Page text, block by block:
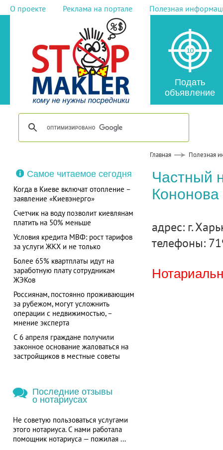
О проекте Реклама на портале Полезная
Подать
объявление
Главная Полезная
Самое читаемое сегодня
Когда в Киеве включат отопление –
заявление «Киевэнерго»
Счетчик на воду позволит киевлянам
платить на 50% меньше
Условия кредита МВФ: рост тарифов
за услуги ЖКХ и не только
Более 65% квартплаты идут на
заработную плату сотрудникам
ЖЭКов
Россиянам, постоянно проживающим
за рубежом, могут усложнить
операции с недвижимостью, –
мнение эксперта
С 6 апреля граждане получили
законное основание жаловаться на
застройщиков в местные советы
Последние отзывы
о нотариусах
Не советую пользоваться услугами
этого нотариуса. С нами работала
помощник нотариуса — пожилая ...
Частный
адрес: г.
телефоны: